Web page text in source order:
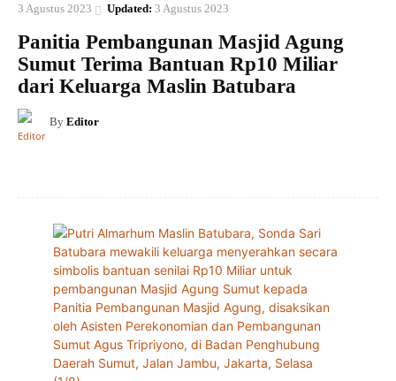
3 Agustus 2023 Updated: 3 Agustus 2023
Panitia Pembangunan Masjid Agung
Sumut Terima Bantuan Rp10 Miliar
dari Keluarga Maslin Batubara
By Editor